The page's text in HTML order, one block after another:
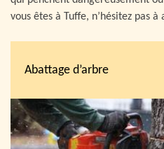
vous êtes à Tuffe, n’hésitez pas
Abattage d’arbre